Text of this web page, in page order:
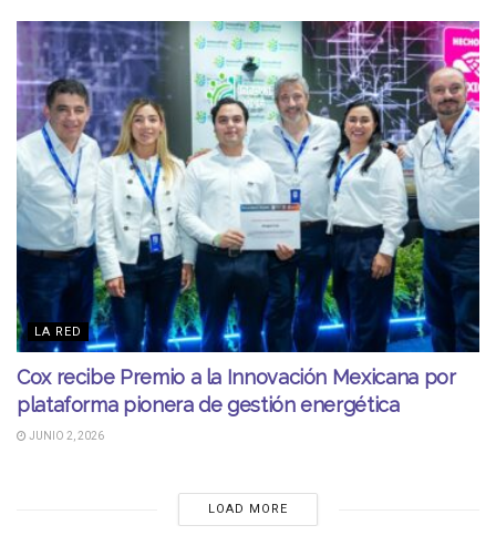
LA RED
Cox recibe Premio a la Innovación Mexicana por
plataforma pionera de gestión energética
JUNIO 2, 2026
LOAD MORE